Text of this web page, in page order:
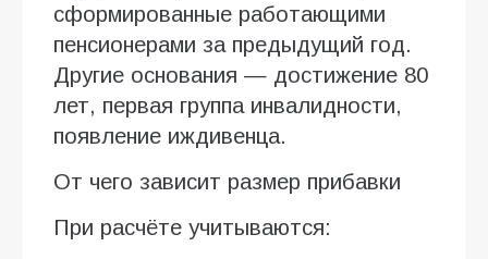
сформированные работающими
пенсионерами за предыдущий год.
Другие основания — достижение 80
лет, первая группа инвалидности,
появление иждивенца.
От чего зависит размер прибавки
При расчёте учитываются: